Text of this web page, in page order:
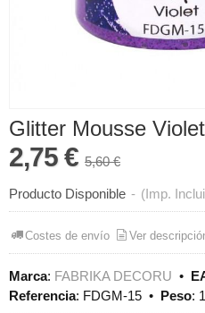
Glitter Mousse
2,75 € 5,60 €
Producto Disponible - (Imp.
Costes de envío Ver
Marca: FABRIKA DECORU •
Referencia: FDGM-15 • Peso: